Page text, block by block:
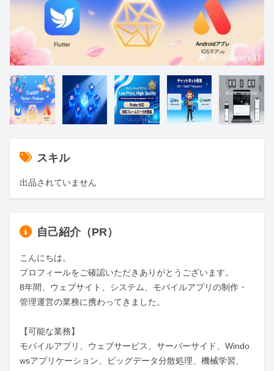
スキル
出品されていません
自己紹介（PR）
こんにちは。
プロフィールをご確認いただきありがとうございます。
8年間、ウェブサイト、システム、モバイルアプリの制作・
管理運営の業務に携わってきました。
【可能な業務】
モバイルアプリ、ウェブサービス、サーバーサイド、Windo
wsアプリケーション、ビッグデータ分散処理、機械学習、